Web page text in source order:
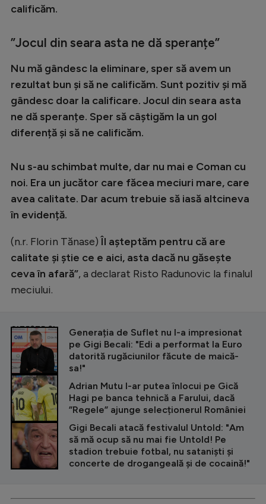
Alte sporturi
JO 2024
JO 2026
Intră în cont
Creează cont
calificăm.
”Jocul din seara asta ne dă speranțe​”
Nu mă gândesc la eliminare, sper să avem un
rezultat bun și să ne calificăm. Sunt pozitiv și mă
gândesc doar la calificare. Jocul din seara asta
ne dă speranțe​. Sper să câștigăm la un gol
diferență și să ne calificăm.
Nu s-au schimbat multe, dar nu mai e Coman cu
noi. Era un jucător care făcea meciuri mare, care
avea calitate. Dar acum trebuie să iasă altcineva
în evidență.
(n.r. Florin Tănase)Îl așteptăm pentru că are
calitate și știe ce e aici, asta dacă nu găsește
ceva în afară”, a declarat Risto Radunovic la finalul
meciului.
CITEȘTE ȘI
Generația de Suflet nu l-a impresionat
pe Gigi Becali: "Edi a performat la Euro
datorită rugăciunilor făcute de maică-
sa!"
Adrian Mutu l-ar putea înlocui pe Gică
Hagi pe banca tehnică a Farului, dacă
”Regele” ajunge selecționerul României
Gigi Becali atacă festivalul Untold: "Am
să mă ocup să nu mai fie Untold! Pe
stadion trebuie fotbal, nu sataniști și
concerte de drogangeală și de cocaină!"